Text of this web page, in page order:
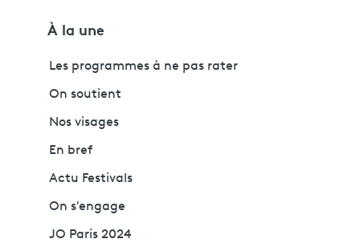
À la une
Les programmes à ne pas rater
On soutient
Nos visages
En bref
Actu Festivals
On s'engage
JO Paris 2024